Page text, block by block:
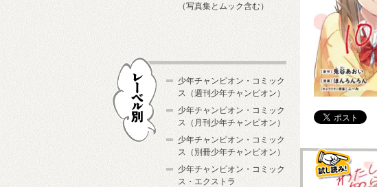
（写真集とムック含む）
少年チャンピオン・コミック
ス（週刊少年チャンピオン）
少年チャンピオン・コミック
ス（月刊少年チャンピオン）
少年チャンピオン・コミック
ス（別冊少年チャンピオン）
少年チャンピオン・コミック
ス・エクストラ